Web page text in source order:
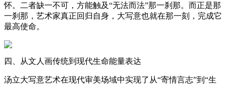
怀。二者缺一不可，方能触及“无法而法”那一刹那。而正是那
一刹那，艺术家真正回归自身，大写意也就在那一刻，完成它
最高使命。
四、从文人画传统到现代生命能量表达
汤立大写意艺术在现代审美场域中实现了从“寄情言志”到“生